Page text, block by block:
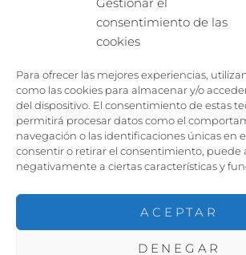
consentimiento de las
cookies
Para ofrecer las mejores experiencias,
como las cookies para almacenar y/o
del dispositivo. El consentimiento de estas
permitirá procesar datos como el
navegación o las identificaciones únicas en
consentir o retirar el consentimiento, puede
negativamente a ciertas características y
ACEPTAR
DENEGAR
Entes
Capturar y compartir
Vía larga